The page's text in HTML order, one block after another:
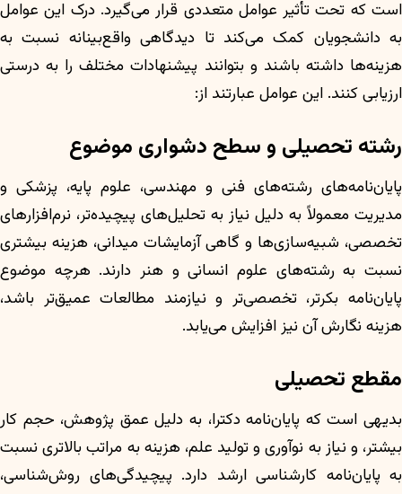
است که تحت تأثیر عوامل متعددی قرار می‌گیرد. درک این عوامل
به دانشجویان کمک می‌کند تا دیدگاهی واقع‌بینانه نسبت به
هزینه‌ها داشته باشند و بتوانند پیشنهادات مختلف را به درستی
ارزیابی کنند. این عوامل عبارتند از:
رشته تحصیلی و سطح دشواری موضوع
پایان‌نامه‌های رشته‌های فنی و مهندسی، علوم پایه، پزشکی و
مدیریت معمولاً به دلیل نیاز به تحلیل‌های پیچیده‌تر، نرم‌افزارهای
تخصصی، شبیه‌سازی‌ها و گاهی آزمایشات میدانی، هزینه بیشتری
نسبت به رشته‌های علوم انسانی و هنر دارند. هرچه موضوع
پایان‌نامه بکرتر، تخصصی‌تر و نیازمند مطالعات عمیق‌تر باشد،
هزینه نگارش آن نیز افزایش می‌یابد.
مقطع تحصیلی
بدیهی است که پایان‌نامه دکترا، به دلیل عمق پژوهش، حجم کار
بیشتر، و نیاز به نوآوری و تولید علم، هزینه به مراتب بالاتری نسبت
به پایان‌نامه کارشناسی ارشد دارد. پیچیدگی‌های روش‌شناسی،